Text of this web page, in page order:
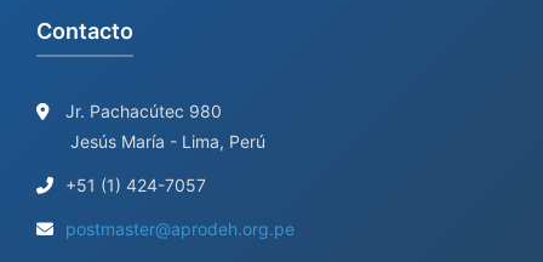
Contacto
Jr. Pachacútec 980
Jesús María - Lima, Perú
+51 (1) 424-7057
postmaster@aprodeh.org.pe